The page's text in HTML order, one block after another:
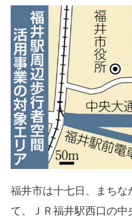
福井市は十七日、まち
て、ＪＲ福井駅西口の